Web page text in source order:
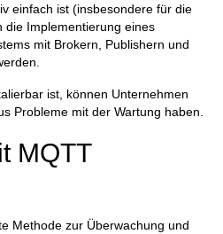
einfach ist (insbesondere für die
die Implementierung eines
mit Brokern, Publishern und
ist, können Unternehmen
Probleme mit der Wartung haben.
MQTT
Methode zur Überwachung und